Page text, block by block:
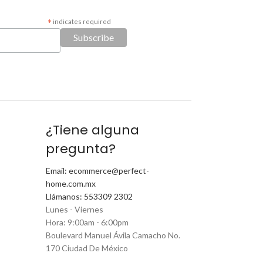
* indicates required
¿Tiene alguna
pregunta?
Email: ecommerce@perfect-
home.com.mx
Llámanos: 553309 2302
Lunes - Viernes
Hora: 9:00am - 6:00pm
Boulevard Manuel Ávila Camacho No.
170 Ciudad De México